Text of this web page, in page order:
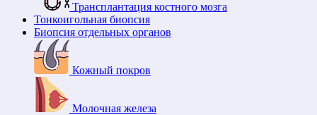
Трансплантация костного мозга
Тонкоигольная биопсия
Биопсия отдельных органов
Кожный покров
Молочная железа